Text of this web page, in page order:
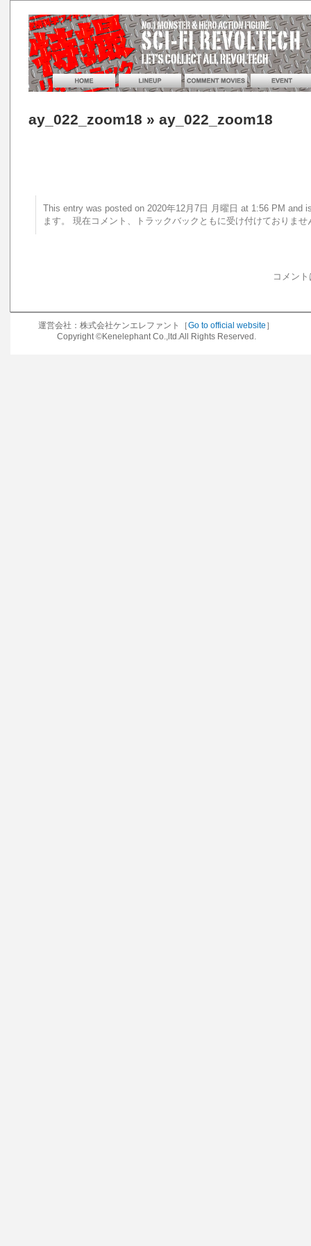
ay_022_zoom18 » ay_022_zoom18
This entry was posted on 2020年12月7日 月曜日 at 1:56 PM
ます。 現在コメント、トラックバックともに受け付けておりませ
コメン
運営会社：株式会社ケンエレファント［Go to official website ］
Copyright ©Kenelephant Co.,ltd.All Rights Reserved.